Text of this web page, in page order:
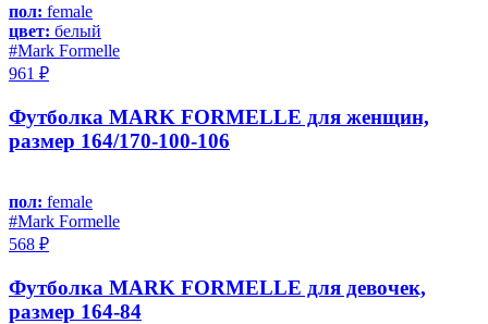
пол: female
цвет: белый
#Mark Formelle
961 ₽
Футболка MARK FORMELLE для женщин,
размер 164/170-100-106
пол: female
#Mark Formelle
568 ₽
Футболка MARK FORMELLE для девочек,
размер 164-84